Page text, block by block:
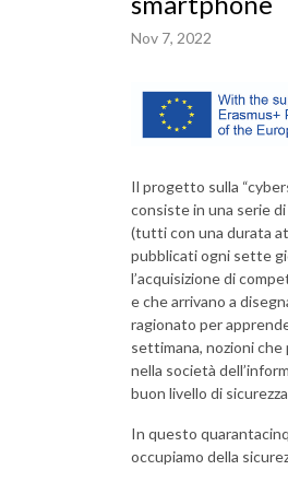
Nov 7, 2022
Il progetto sulla
consiste in una serie
(tutti con una durata
pubblicati ogni sette
l’acquisizione di
e che arrivano a
ragionato per
settimana, nozioni
nella società
buon livello di
In questo
occupiamo della